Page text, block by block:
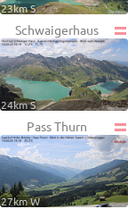
23km S
Schwaigerhaus
24km S
Pass Thurn
27km W